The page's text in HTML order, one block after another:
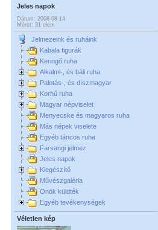
Jeles napok
Dátum: 2008-08-14
Méret: 31 elem
Jelmezeink és ruháink
Kabala figurák
Keringő ruha
Alkalmi-, és báli ruha
Palotás-, és díszmagyar
Korhű ruha
Magyar népviselet
Menyecske és magyaros ruha
Más népek viselete
Egyéb táncos ruha
Farsangi jelmez
Jeles napok
Kiegészítő
Művészgaléria
Önök küldték
Egyéb tevékenységek
Véletlen kép